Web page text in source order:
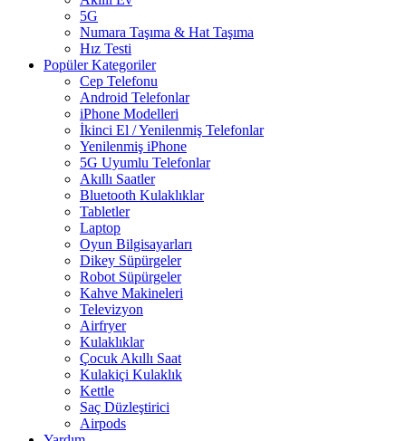
5G
Numara Taşıma & Hat Taşıma
Hız Testi
Popüler Kategoriler
Cep Telefonu
Android Telefonlar
iPhone Modelleri
İkinci El / Yenilenmiş Telefonlar
Yenilenmiş iPhone
5G Uyumlu Telefonlar
Akıllı Saatler
Bluetooth Kulaklıklar
Tabletler
Laptop
Oyun Bilgisayarları
Dikey Süpürgeler
Robot Süpürgeler
Kahve Makineleri
Televizyon
Airfryer
Kulaklıklar
Çocuk Akıllı Saat
Kulakiçi Kulaklık
Kettle
Saç Düzleştirici
Airpods